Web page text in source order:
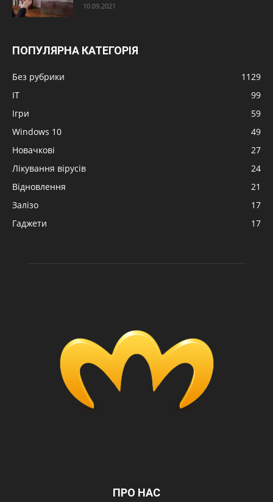
10.09.2021
ПОПУЛЯРНА КАТЕГОРІЯ
Без рубрики
1129
IT
99
Ігри
59
Windows 10
49
Новачкові
27
Лікування вірусів
24
Відновлення
21
Залізо
17
Гаджети
17
ПРО НАС